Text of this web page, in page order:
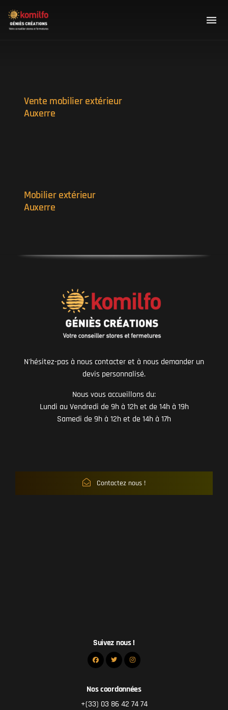
Vente mobilier extérieur
Auxerre
Mobilier extérieur
Auxerre
N'hésitez-pas à nous contacter et à nous demander un
devis personnalisé.
Nous vous accueillons du:
Lundi au Vendredi de 9h à 12h et de 14h à 19h
Samedi de 9h à 12h et de 14h à 17h
Contactez nous !
Suivez nous !
Nos coordonnées
+(33) 03 86 42 74 74